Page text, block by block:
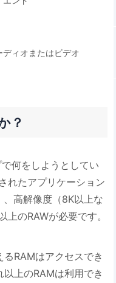
ディオまたはビデオ
？
何をしようとしてい
れたアプリケーション
高解像度（8K以上な
のRAWが必要です。
RAMはアクセスでき
上のRAMは利用でき